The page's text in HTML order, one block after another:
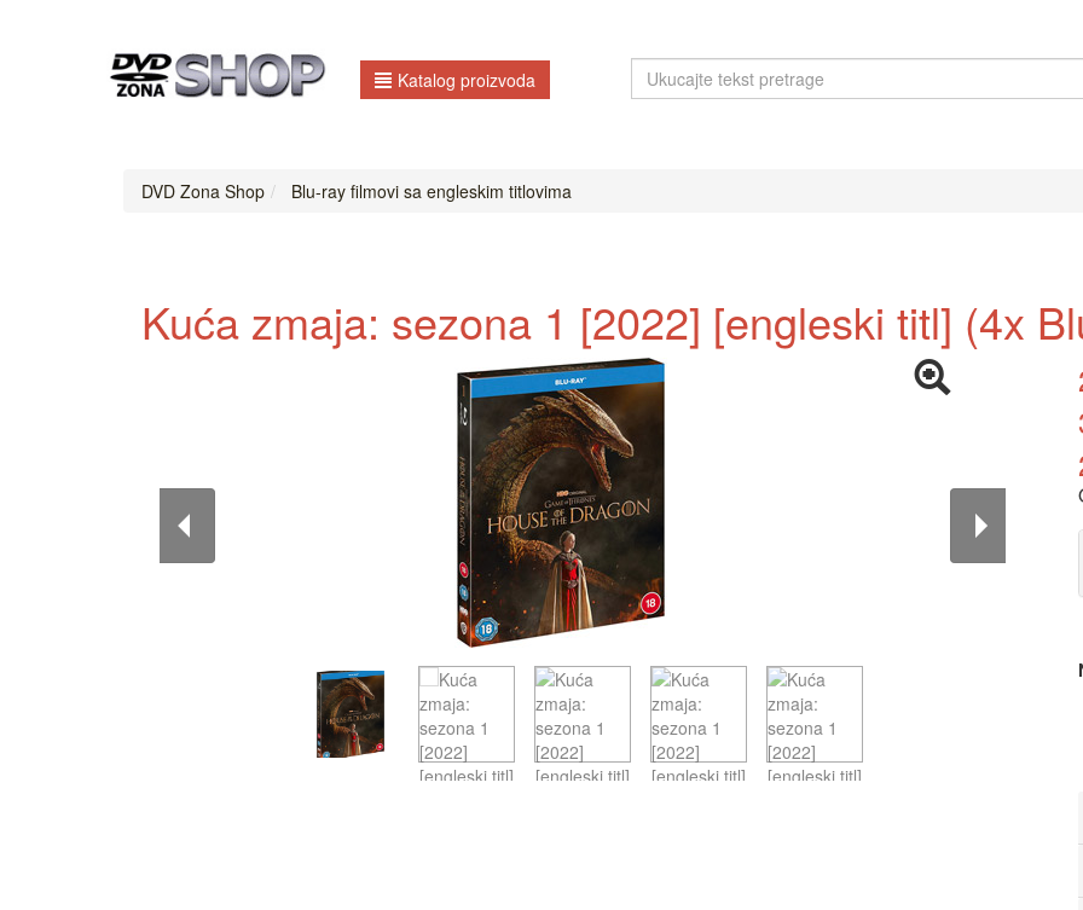
Katalog proizvoda
DVD Zona Shop Blu-ray filmovi sa engleskim titlovima
Kuća zmaja: sezona 1 [2022] [engleski titl] (4x